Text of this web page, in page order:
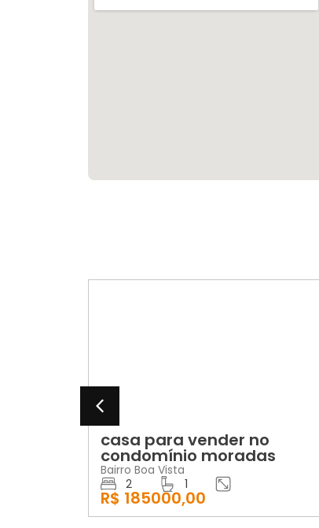
casa para vender no
condomínio moradas
Bairro Boa Vista
2
1
R$ 185000,00